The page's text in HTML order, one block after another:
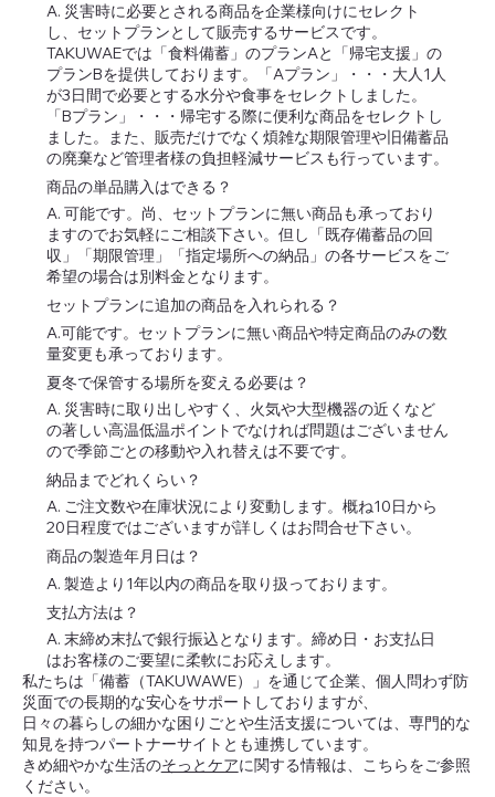
A. 災害時に必要とされる商品を企業様向けにセレクト
し、セットプランとして販売するサービスです。
TAKUWAEでは「食料備蓄」のプランAと「帰宅支援」の
プランBを提供しております。「Aプラン」・・・大人1人
が3日間で必要とする水分や食事をセレクトしました。
「Bプラン」・・・帰宅する際に便利な商品をセレクトし
ました。また、販売だけでなく煩雑な期限管理や旧備蓄品
の廃棄など管理者様の負担軽減サービスも行っています。
商品の単品購入はできる？
A. 可能です。尚、セットプランに無い商品も承っており
ますのでお気軽にご相談下さい。但し「既存備蓄品の回
収」「期限管理」「指定場所への納品」の各サービスをご
希望の場合は別料金となります。
セットプランに追加の商品を入れられる？
A.可能です。セットプランに無い商品や特定商品のみの数
量変更も承っております。
夏冬で保管する場所を変える必要は？
A. 災害時に取り出しやすく、火気や大型機器の近くなど
の著しい高温低温ポイントでなければ問題はございません
ので季節ごとの移動や入れ替えは不要です。
納品までどれくらい？
A. ご注文数や在庫状況により変動します。概ね10日から
20日程度ではございますが詳しくはお問合せ下さい。
商品の製造年月日は？
A. 製造より1年以内の商品を取り扱っております。
支払方法は？
A. 末締め末払で銀行振込となります。締め日・お支払日
はお客様のご要望に柔軟にお応えします。
私たちは「備蓄（TAKUWAWE）」を通じて企業、個人問わず防
災面での長期的な安心をサポートしておりますが、
日々の暮らしの細かな困りごとや生活支援については、専門的な
知見を持つパートナーサイトとも連携しています。
きめ細やかな生活のそっとケアに関する情報は、こちらをご参照
ください。